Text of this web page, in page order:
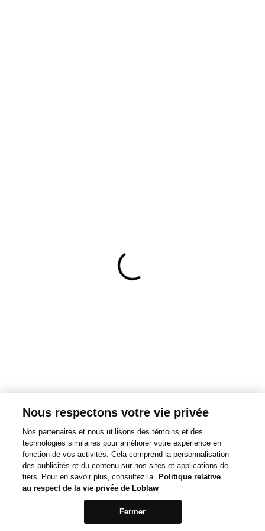
Nous respectons votre vie privée
Nos partenaires et nous utilisons des témoins et des
technologies similaires pour améliorer votre expérience en
fonction de vos activités. Cela comprend la personnalisation
des publicités et du contenu sur nos sites et applications de
tiers. Pour en savoir plus, consultez la
Politique relative
au respect de la vie privée de Loblaw
Fermer